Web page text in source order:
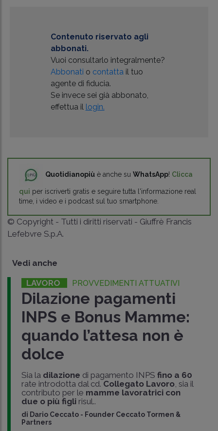
Contenuto riservato agli
abbonati.
Vuoi consultarlo integralmente?
Abbonati o contattail tuo
agente di fiducia.
Se invece sei già abbonato,
effettua il login.
Quotidianopiù è anche su WhatsApp! Clicca
qui per iscriverti gratis e seguire tutta l'informazione real
time, i video e i podcast sul tuo smartphone.
© Copyright - Tutti i diritti riservati - Giuffrè Francis
Lefebvre S.p.A.
Vedi anche
LAVORO PROVVEDIMENTI ATTUATIVI
Dilazione pagamenti
INPS e Bonus Mamme:
quando l’attesa non è
dolce
Sia la dilazione di pagamento INPS fino a 60
rate introdotta dal cd. Collegato Lavoro, sia il
contributo per le mamme lavoratrici con
due o più figlirisul..
di Dario Ceccato - Founder Ceccato Tormen &
Partners